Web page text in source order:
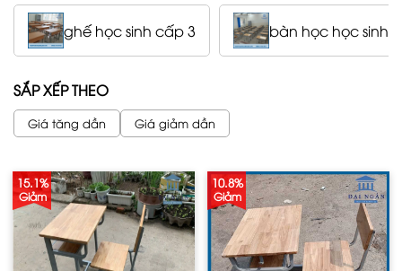
ghế học sinh cấp 3 bàn học học sinh
SẮP XẾP THEO
Giá tăng dần Giá giảm dần
15.1%
Giảm
10.8%
Giảm